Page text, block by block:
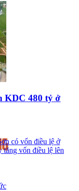
KDC 480 tỷ ở
có vốn điều lệ ở
vốn điều lệ lên